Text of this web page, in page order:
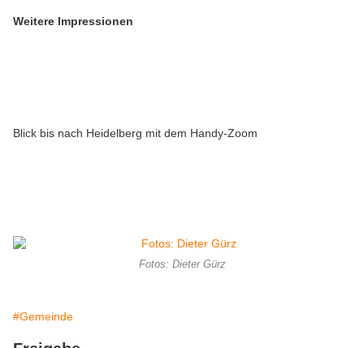
Weitere Impressionen
Blick bis nach Heidelberg mit dem Handy-Zoom
Fotos: Dieter Gürz
#Gemeinde